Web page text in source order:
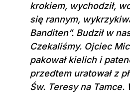
krokiem, wychodził,
się rannym,
Banditen”. Budził w
Czekaliśmy. Ojciec
pakował kielich i
przedtem uratował z
Św. Teresy na Tamce.